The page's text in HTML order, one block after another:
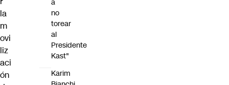
la
m
ovi
liz
aci
ón
a
no
torear
al
Presidente
Kast"
Karim